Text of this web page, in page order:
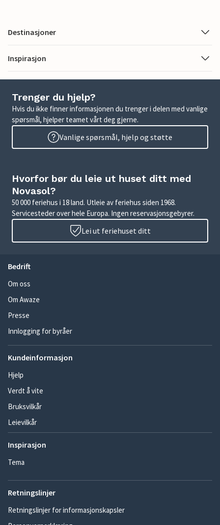
Destinasjoner
Inspirasjon
Trenger du hjelp?
Hvis du ikke finner informasjonen du trenger i delen med vanlige
spørsmål, hjelper teamet vårt deg gjerne.
Vanlige spørsmål, hjelp og støtte
Hvorfor bør du leie ut huset ditt med
Novasol?
50 000 feriehus i 18 land. Utleie av feriehus siden 1968.
Servicesteder over hele Europa. Ingen reservasjonsgebyrer.
Lei ut feriehuset ditt
Bedrift
Om oss
Om Awaze
Presse
Innlogging for byråer
Kundeinformasjon
Hjelp
Verdt å vite
Bruksvilkår
Leievilkår
Inspirasjon
Tema
Retningslinjer
Retningslinjer for informasjonskapsler